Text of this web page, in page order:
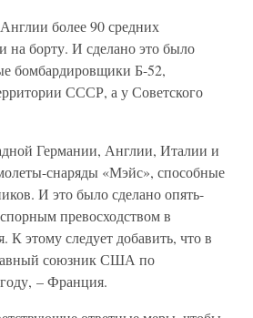
более 90 средних
на борту. И сделано это было
бомбардировщики Б-52,
СССР, а у Советского
Германии, Англии, Италии и
снаряды «Мэйс», способные
И это было сделано опять-
превосходством в
К этому следует добавить, что в
союзник США по
– Франция.